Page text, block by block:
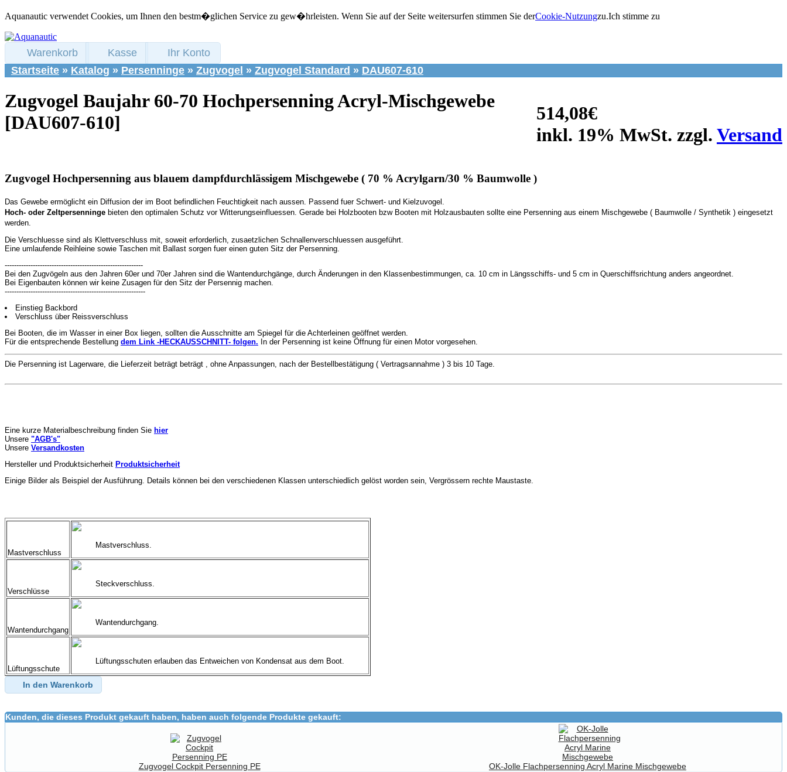
Aquanautic verwendet Cookies, um Ihnen den bestm�glichen Service zu gew�hrleisten. Wenn Sie auf der Seite weitersurfen stimmen Sie derCookie-Nutzungzu.Ich stimme zu
Warenkorb Kasse
Ihr Konto
Startseite » Katalog » Persenninge » Zugvogel » Zugvogel Standard » DAU607-610
514,08€
inkl. 19% MwSt. zzgl. Versand
Zugvogel Baujahr 60-70 Hochpersenning Acryl-Mischgewebe
[DAU607-610]
Zugvogel Hochpersenning aus blauem dampfdurchlässigem Mischgewebe ( 70 % Acrylgarn/30 % Baumwolle )
Das Gewebe ermöglicht ein Diffusion der im Boot befindlichen Feuchtigkeit nach aussen. Passend fuer Schwert- und Kielzuvogel.
Hoch- oder Zeltpersenninge bieten den optimalen Schutz vor Witterungseinfluessen. Gerade bei Holzbooten bzw Booten mit Holzausbauten sollte eine Persenning aus einem Mischgewebe ( Baumwolle / Synthetik ) eingesetzt
werden.
Die Verschluesse sind als Klettverschluss mit, soweit erforderlich, zusaetzlichen Schnallenverschluessen ausgeführt.
Eine umlaufende Reihleine sowie Taschen mit Ballast sorgen fuer einen guten Sitz der Persenning.
-----------------------------------------------------------
Bei den Zugvögeln aus den Jahren 60er und 70er Jahren sind die Wantendurchgänge, durch Änderungen in den Klassenbestimmungen, ca. 10 cm in Längsschiffs- und 5 cm in Querschiffsrichtung anders angeordnet.
Bei Eigenbauten können wir keine Zusagen für den Sitz der Persennig machen.
------------------------------------------------------------
Einstieg Backbord
Verschluss über Reissverschluss
Bei Booten, die im Wasser in einer Box liegen, sollten die Ausschnitte am Spiegel für die Achterleinen geöffnet werden.
Für die entsprechende Bestellung dem Link -HECKAUSSCHNITT- folgen. In der Persenning ist keine Öffnung für einen Motor vorgesehen.
Die Persenning ist Lagerware, die Lieferzeit beträgt beträgt , ohne Anpassungen, nach der Bestellbestätigung ( Vertragsannahme ) 3 bis 10 Tage.
Eine kurze Materialbeschreibung finden Sie hier
Unsere "AGB's"
Unsere Versandkosten
Hersteller und Produktsicherheit Produktsicherheit
Einige Bilder als Beispiel der Ausführung. Details können bei den verschiedenen Klassen unterschiedlich gelöst worden sein, Vergrössern rechte Maustaste.
Mastverschluss
Mastverschluss.
Verschlüsse
Steckverschluss.
Wantendurchgang
Wantendurchgang.
Lüftungsschute
Lüftungsschuten erlauben das Entweichen von Kondensat aus dem Boot.
In den Warenkorb
Kunden, die dieses Produkt gekauft haben, haben auch folgende Produkte gekauft:
Zugvogel Cockpit Persenning PE
OK-Jolle Flachpersenning Acryl Marine Mischgewebe